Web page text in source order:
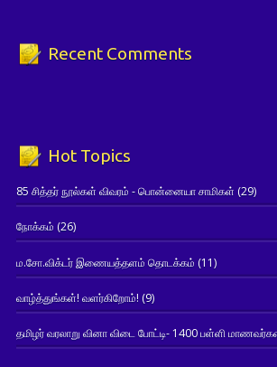
Recent Comments
Hot Topics
85 சித்தர் நூல்கள் விவரம் - பொன்னையா சாமிகள் (29)
நோக்கம் (26)
ம.சோ.விக்டர் இணையத்தளம் தொடக்கம் (11)
வாழ்த்துங்கள்! வளர்கிறோம்! (9)
தமிழர் வரலாறு வினா விடை போட்டி- 1400 பள்ளி